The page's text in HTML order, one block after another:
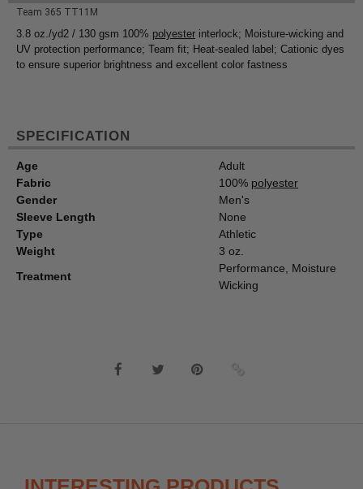
Team 365 TT11M
3.8 oz./yd2 / 130 gsm 100% polyester interlock; Moisture-wicking and
UV protection performance; Team fit; Heat-sealed label; Cationic dyes
to ensure superior brightness and excellent color fastness
SPECIFICATION
Age
Adult
Fabric
100% polyester
Gender
Men's
Sleeve Length
None
Type
Athletic
Weight
3 oz.
Treatment
Performance, Moisture
Wicking